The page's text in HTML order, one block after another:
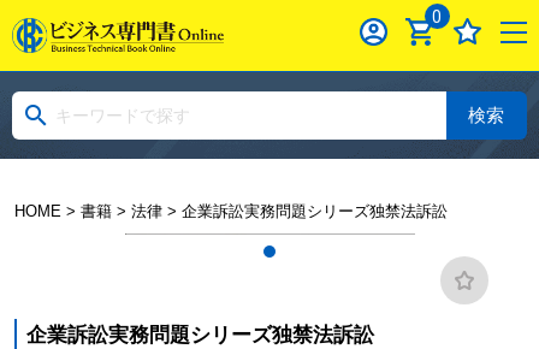
0
検索
HOME> 書籍> 法律> 企業訴訟実務問題シリーズ独禁法訴訟
企業訴訟実務問題シリーズ独禁法訴訟